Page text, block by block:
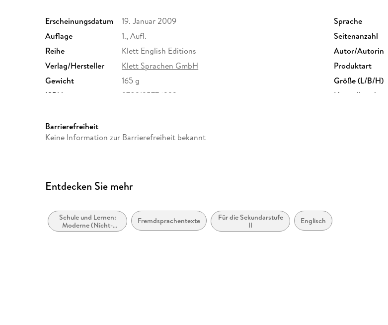
Erscheinungsdatum 19. Januar 2009 Sprache
Auflage
1., Aufl. Seitenanzahl
Reihe
Klett English Editions Autor/Autorin
Verlag/Hersteller
Klett Sprachen GmbH Produktart
Gewicht
165 g Größe (L/B/H)
ISBN
9783125776333 Herstelleradresse
Barrierefreiheit
Keine Information zur Barrierefreiheit bekannt
Entdecken Sie mehr
Schule und Lernen:
Moderne (Nicht-
Mutter- oder Zweit-)
Fremdsprachentexte
Für die Sekundarstufe
II
Englisch